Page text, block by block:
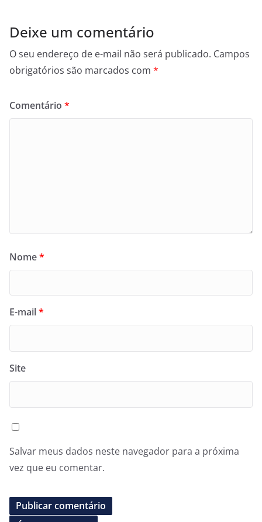
Deixe um comentário
O seu endereço de e-mail não será publicado. Campos
obrigatórios são marcados com *
Comentário *
Nome*
E-mail*
Site
Salvar meus dados neste navegador para a próxima
vez que eu comentar.